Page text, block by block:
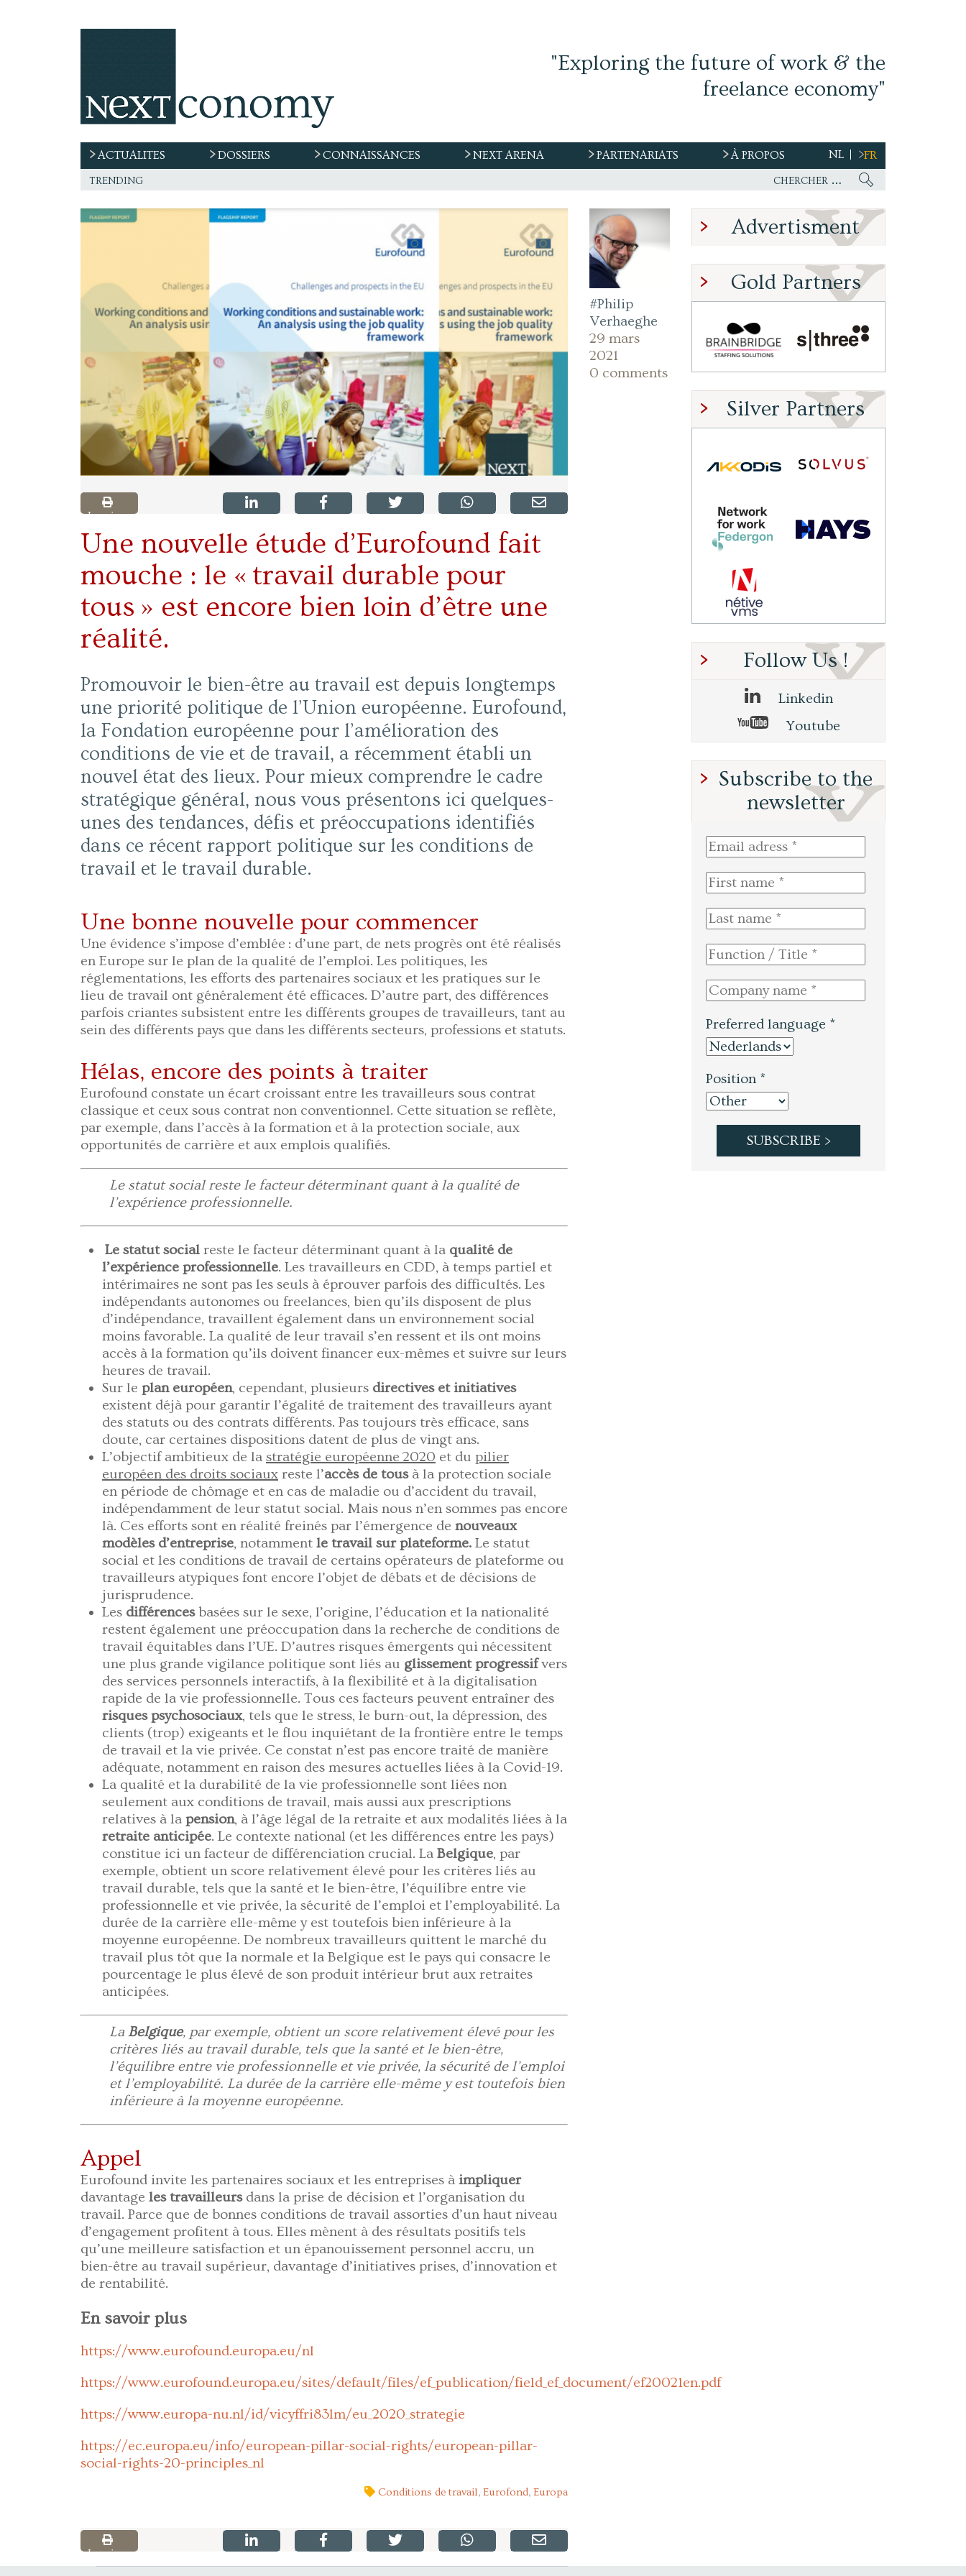
"Exploring the future of work & the
freelance economy"
ACTUALITES DOSSIERS CONNAISSANCES NEXT ARENA PARTENARIATS À PROPOS NL FR
trending
#Philip
Verhaeghe
29 mars
2021
0 comments
Imprimer
Une nouvelle étude d’Eurofound fait
mouche : le « travail durable pour
tous » est encore bien loin d’être une
réalité.
Promouvoir le bien-être au travail est depuis longtemps
une priorité politique de l’Union européenne. Eurofound,
la Fondation européenne pour l’amélioration des
conditions de vie et de travail, a récemment établi un
nouvel état des lieux. Pour mieux comprendre le cadre
stratégique général, nous vous présentons ici quelques-
unes des tendances, défis et préoccupations identifiés
dans ce récent rapport politique sur les conditions de
travail et le travail durable.
Une bonne nouvelle pour commencer
Une évidence s’impose d’emblée : d’une part, de nets progrès ont été réalisés
en Europe sur le plan de la qualité de l’emploi. Les politiques, les
réglementations, les efforts des partenaires sociaux et les pratiques sur le
lieu de travail ont généralement été efficaces. D’autre part, des différences
parfois criantes subsistent entre les différents groupes de travailleurs, tant au
sein des différents pays que dans les différents secteurs, professions et statuts.
Hélas, encore des points à traiter
Eurofound constate un écart croissant entre les travailleurs sous contrat
classique et ceux sous contrat non conventionnel. Cette situation se reflète,
par exemple, dans l’accès à la formation et à la protection sociale, aux
opportunités de carrière et aux emplois qualifiés.
Le statut social reste le facteur déterminant quant à la qualité de
l’expérience professionnelle.
Le statut social reste le facteur déterminant quant à la qualité de
l’expérience professionnelle. Les travailleurs en CDD, à temps partiel et
intérimaires ne sont pas les seuls à éprouver parfois des difficultés. Les
indépendants autonomes ou freelances, bien qu’ils disposent de plus
d’indépendance, travaillent également dans un environnement social
moins favorable. La qualité de leur travail s’en ressent et ils ont moins
accès à la formation qu’ils doivent financer eux-mêmes et suivre sur leurs
heures de travail.
Sur le plan européen, cependant, plusieurs directives et initiatives
existent déjà pour garantir l’égalité de traitement des travailleurs ayant
des statuts ou des contrats différents. Pas toujours très efficace, sans
doute, car certaines dispositions datent de plus de vingt ans.
L’objectif ambitieux de la stratégie européenne 2020 et du pilier
européen des droits sociaux reste l’accès de tousà la protection sociale
en période de chômage et en cas de maladie ou d’accident du travail,
indépendamment de leur statut social. Mais nous n’en sommes pas encore
là. Ces efforts sont en réalité freinés par l’émergence de nouveaux
modèles d’entreprise, notamment le travail sur plateforme. Le statut
social et les conditions de travail de certains opérateurs de plateforme ou
travailleurs atypiques font encore l’objet de débats et de décisions de
jurisprudence.
Les différencesbasées sur le sexe, l’origine, l’éducation et la nationalité
restent également une préoccupation dans la recherche de conditions de
travail équitables dans l’UE. D’autres risques émergents qui nécessitent
une plus grande vigilance politique sont liés au glissement progressifvers
des services personnels interactifs, à la flexibilité et à la digitalisation
rapide de la vie professionnelle. Tous ces facteurs peuvent entraîner des
risques psychosociaux, tels que le stress, le burn-out, la dépression, des
clients (trop) exigeants et le flou inquiétant de la frontière entre le temps
de travail et la vie privée. Ce constat n’est pas encore traité de manière
adéquate, notamment en raison des mesures actuelles liées à la Covid-19.
La qualité et la durabilité de la vie professionnelle sont liées non
seulement aux conditions de travail, mais aussi aux prescriptions
relatives à la pension, à l’âge légal de la retraite et aux modalités liées à la
retraite anticipée. Le contexte national (et les différences entre les pays)
constitue ici un facteur de différenciation crucial. La Belgique, par
exemple, obtient un score relativement élevé pour les critères liés au
travail durable, tels que la santé et le bien-être, l’équilibre entre vie
professionnelle et vie privée, la sécurité de l’emploi et l’employabilité. La
durée de la carrière elle-même y est toutefois bien inférieure à la
moyenne européenne. De nombreux travailleurs quittent le marché du
travail plus tôt que la normale et la Belgique est le pays qui consacre le
pourcentage le plus élevé de son produit intérieur brut aux retraites
anticipées.
La Belgique, par exemple, obtient un score relativement élevé pour les
critères liés au travail durable, tels que la santé et le bien-être,
l’équilibre entre vie professionnelle et vie privée, la sécurité de l’emploi
et l’employabilité. La durée de la carrière elle-même y est toutefois bien
inférieure à la moyenne européenne.
Appel
Eurofound invite les partenaires sociaux et les entreprises à impliquer
davantage les travailleursdans la prise de décision et l’organisation du
travail. Parce que de bonnes conditions de travail assorties d’un haut niveau
d’engagement profitent à tous. Elles mènent à des résultats positifs tels
qu’une meilleure satisfaction et un épanouissement personnel accru, un
bien-être au travail supérieur, davantage d’initiatives prises, d’innovation et
de rentabilité.
En savoir plus
https://www.eurofound.europa.eu/nl
https://www.eurofound.europa.eu/sites/default/files/ef_publication/field_ef_document/ef20021en.pdf
https://www.europa-nu.nl/id/vicyffri83lm/eu_2020_strategie
https://ec.europa.eu/info/european-pillar-social-rights/european-pillar-
social-rights-20-principles_nl
Conditions de travail,Eurofond,Europa
Imprimer
Advertisment
Gold Partners
Silver Partners
Follow Us !
Linkedin
Youtube
Subscribe to the
newsletter
Preferred language *
Position *